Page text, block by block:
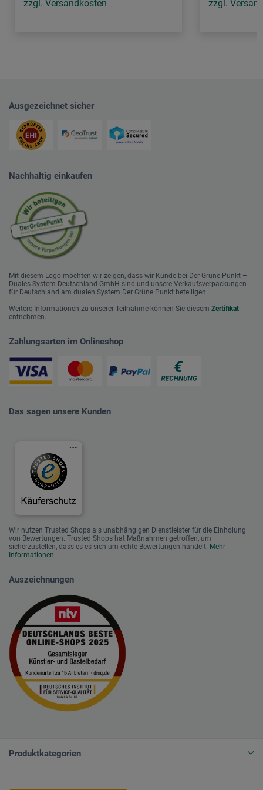
zzgl. Versandkosten zzgl.
Ausgezeichnet sicher
Nachhaltig einkaufen
Mit diesem Logo möchten wir zeigen, dass wir Kunde bei Der Grüne Punkt –
Duales System Deutschland GmbH sind und unsere Verkaufsverpackungen
für Deutschland am dualen System Der Grüne Punkt beteiligen.
Weitere Informationen zu unserer Teilnahme können Sie diesem Zertifikat
entnehmen.
Zahlungsarten im Onlineshop
Das sagen unsere Kunden
Wir nutzen Trusted Shops als unabhängigen Dienstleister für die Einholung
von Bewertungen. Trusted Shops hat Maßnahmen getroffen, um
sicherzustellen, dass es es sich um echte Bewertungen handelt. Mehr
Informationen
Auszeichnungen
Produktkategorien